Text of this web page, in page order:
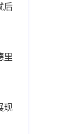
后
里
现